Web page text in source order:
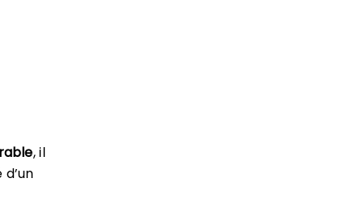
, il